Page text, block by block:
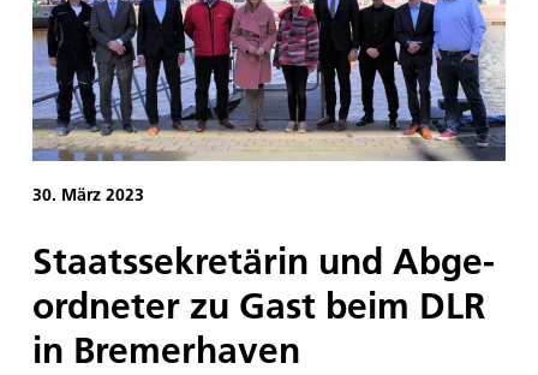
30. März 2023
Staats­se­kre­tä­rin und Ab­ge­
ord­ne­ter zu Gast beim DLR
in Bre­mer­ha­ven